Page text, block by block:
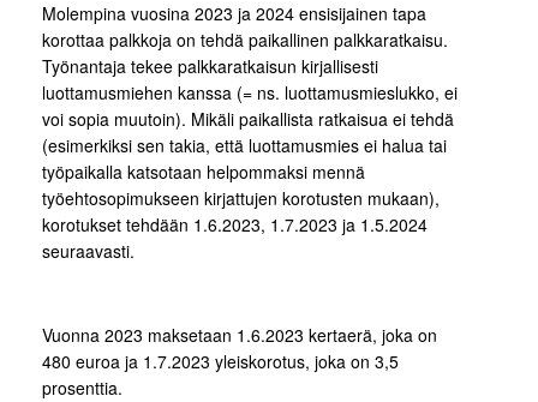
Molempina vuosina 2023 ja 2024 ensisijainen tapa
korottaa palkkoja on tehdä paikallinen palkkaratkaisu.
Työnantaja tekee palkkaratkaisun kirjallisesti
luottamusmiehen kanssa (= ns. luottamusmieslukko, ei
voi sopia muutoin). Mikäli paikallista ratkaisua ei tehdä
(esimerkiksi sen takia, että luottamusmies ei halua tai
työpaikalla katsotaan helpommaksi mennä
työehtosopimukseen kirjattujen korotusten mukaan),
korotukset tehdään 1.6.2023, 1.7.2023 ja 1.5.2024
seuraavasti.
Vuonna 2023 maksetaan 1.6.2023 kertaerä, joka on
480 euroa ja 1.7.2023 yleiskorotus, joka on 3,5
prosenttia.